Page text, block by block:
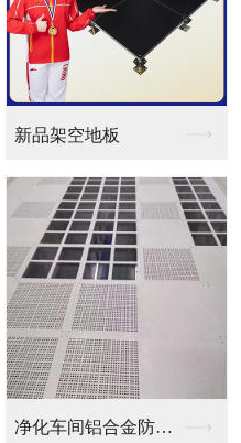
同质透心PVC防静电...
全铝防静电地板